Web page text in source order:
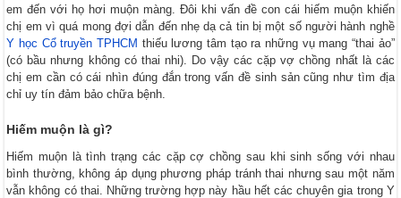
em đến với họ hơi muộn màng. Đôi khi vấn đề con cái hiếm muộn khiến
chị em vì quá mong đợi dẫn đến nhẹ dạ cả tin bị một số người hành nghề
Y học Cổ truyền TPHCM thiếu lương tâm tạo ra những vụ mang “thai ảo”
(có bầu nhưng không có thai nhi). Do vậy các cặp vợ chồng nhất là các
chị em cần có cái nhìn đúng đắn trong vấn đề sinh sản cũng như tìm địa
chỉ uy tín đảm bảo chữa bệnh.
Hiếm muộn là gì?
Hiếm muộn là tình trạng các cặp cợ chồng sau khi sinh sống với nhau
bình thường, không áp dụng phương pháp tránh thai nhưng sau một năm
vẫn không có thai. Những trường hợp này hầu hết các chuyên gia trong Y